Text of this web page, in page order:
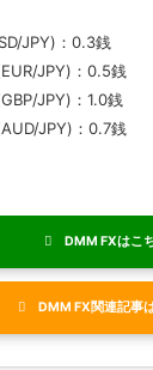
JPY)：0.3銭
JPY)：0.5銭
JPY)：1.0銭
JPY)：0.7銭
DMM FX
DMM FX関連記事